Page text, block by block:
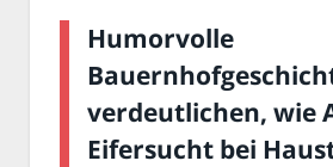
Humorvolle
verdeutlichen, wie
Eifersucht bei